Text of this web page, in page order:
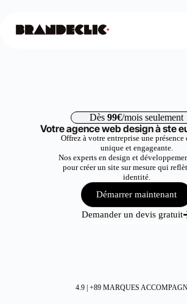
Dès 99€/mois seulement
Votre agence web design à ste
Offrez à votre entreprise une présence
unique et engageante.
Nos experts en design et
pour créer un site sur mesure qui
identité.
Démarrer maintenant
Demander un devis gratuit
4.9 | +89 MARQUES